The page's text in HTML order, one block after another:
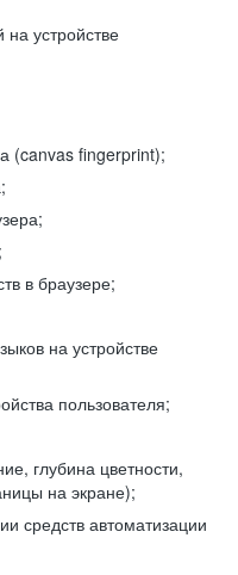
устройстве
(canvas fingerprint);
в браузере;
на устройстве
пользователя;
глубина цветности,
на экране);
средств автоматизации